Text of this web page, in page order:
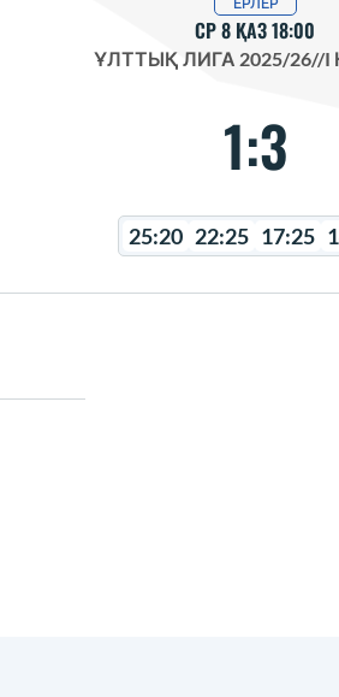
ЕРЛЕР
СР 8 ҚАЗ 18:00
ҰЛТТЫҚ ЛИГА 2025/26//I
1:3
25:20 22:25 17:25